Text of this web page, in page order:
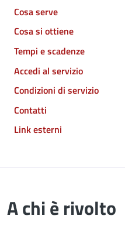
Cosa serve
Cosa si ottiene
Tempi e scadenze
Accedi al servizio
Condizioni di servizio
Contatti
Link esterni
A chi è rivolto